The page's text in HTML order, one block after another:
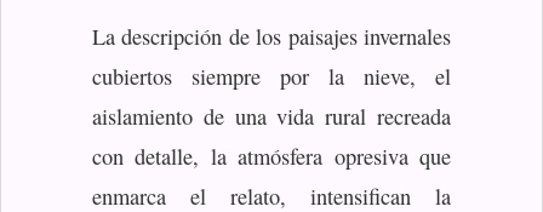
La descripción de los paisajes invernales
cubiertos siempre por la nieve, el
aislamiento de una vida rural recreada
con detalle, la atmósfera opresiva que
enmarca el relato, intensifican la